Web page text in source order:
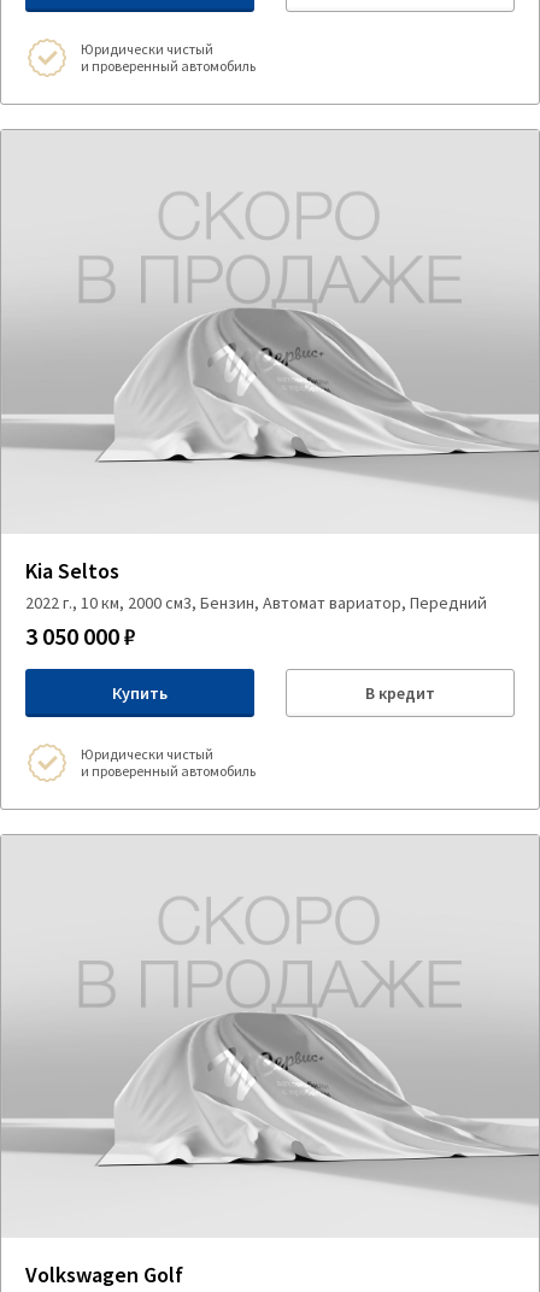
Юридически чистый
и проверенный автомобиль
Kia Seltos
2022 г., 10 км, 2000 см3, Бензин, Автомат вариатор, Передний
3 050 000 ₽
Купить В кредит
Юридически чистый
и проверенный автомобиль
Volkswagen Golf